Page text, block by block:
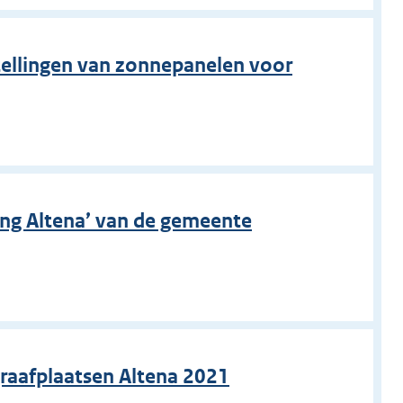
van zonnepanelen voor
Altena’ van de gemeente
Altena 2021